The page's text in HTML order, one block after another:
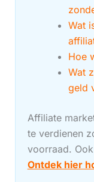
Wat
Hoe
Wat
geld
Affiliate
te verdienen
voorraad.
Ontdek hier